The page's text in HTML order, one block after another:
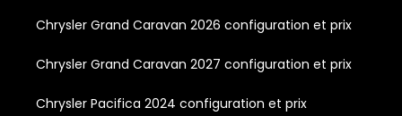
Chrysler Grand Caravan 2026 configuration et prix
Chrysler Grand Caravan 2027 configuration et prix
Chrysler Pacifica 2024 configuration et prix